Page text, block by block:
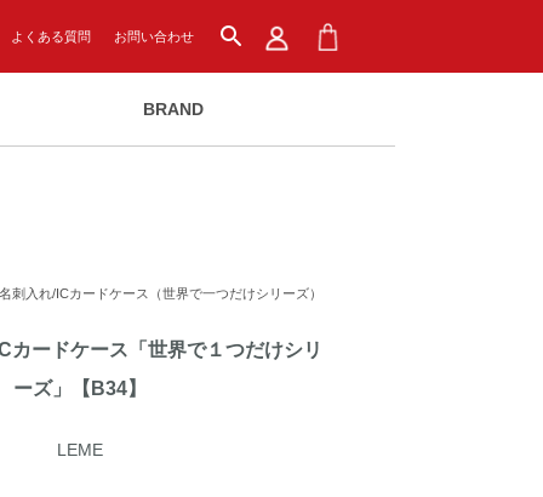
よくある質問 お問い合わせ search
BRAND
名刺入れ/ICカードケース（世界で一つだけシリーズ）
カードケース「世界で１つだけシリ
ーズ」【B34】
LEME